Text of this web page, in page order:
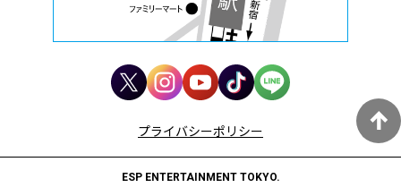
プライバシーポリシー
ESP ENTERTAINMENT TOKYO.